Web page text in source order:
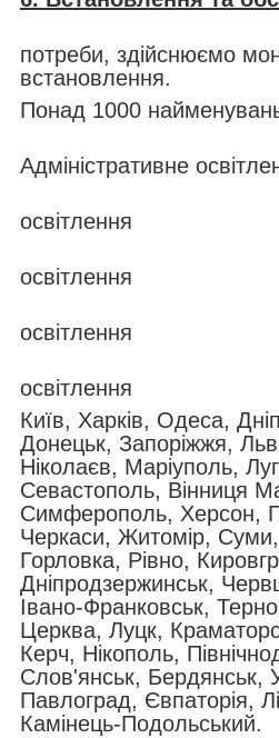
-
потреби, здійснюємо
встановлення.
Понад 1000
Адміністративне
-
освітлення
-
освітлення
-
освітлення
-
освітлення
Київ, Харків, Одеса,
Донецьк, Запоріжжя,
Ніколаєв, Маріуполь,
Севастополь, Вінниця
Симферополь, Херсон,
Черкаси, Житомір,
Горловка, Рівно,
Дніпродзержинськ,
Івано-Франковськ,
Церква, Луцк,
Керч, Нікополь,
Слов'янськ, Бердянськ,
Павлоград, Євпаторія,
Камінець-Подольський.